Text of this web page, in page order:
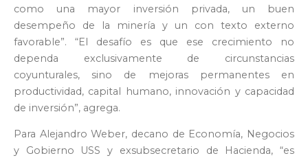
como una mayor inversión privada, un buen
desempeño de la minería y un con texto externo
favorable”. “El desafío es que ese crecimiento no
dependa exclusivamente de circunstancias
coyunturales, sino de mejoras permanentes en
productividad, capital humano, innovación y capacidad
de inversión”, agrega.
Para Alejandro Weber, decano de Economía, Negocios
y Gobierno USS y exsubsecretario de Hacienda, “es